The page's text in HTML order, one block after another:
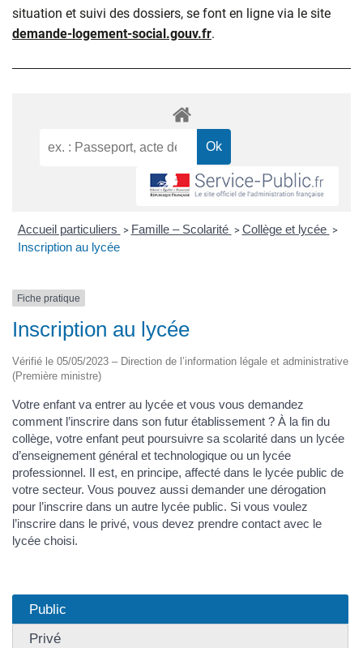
situation et suivi des dossiers, se font en ligne via le site
demande-logement-social.gouv.fr.
Accueil particuliers > Famille – Scolarité > Collège et lycée >
Inscription au lycée
Fiche pratique
Inscription au lycée
Vérifié le 05/05/2023 – Direction de l’information légale et administrative
(Première ministre)
Votre enfant va entrer au lycée et vous vous demandez
comment l’inscrire dans son futur établissement ? À la fin du
collège, votre enfant peut poursuivre sa scolarité dans un lycée
d’enseignement général et technologique ou un lycée
professionnel. Il est, en principe, affecté dans le lycée public de
votre secteur. Vous pouvez aussi demander une dérogation
pour l’inscrire dans un autre lycée public. Si vous voulez
l’inscrire dans le privé, vous devez prendre contact avec le
lycée choisi.
Public
Privé